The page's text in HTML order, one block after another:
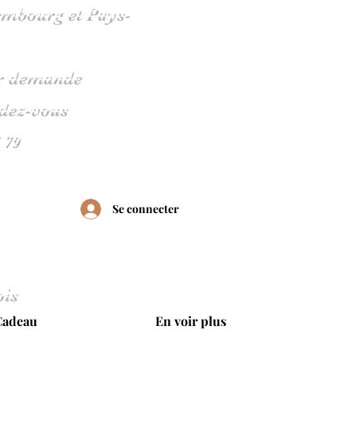
et Pays-
demande
vous
79
Se connecter
En voir plus